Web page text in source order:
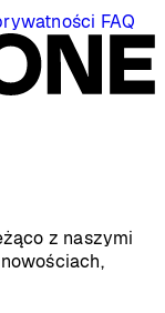
FAQ
z naszymi